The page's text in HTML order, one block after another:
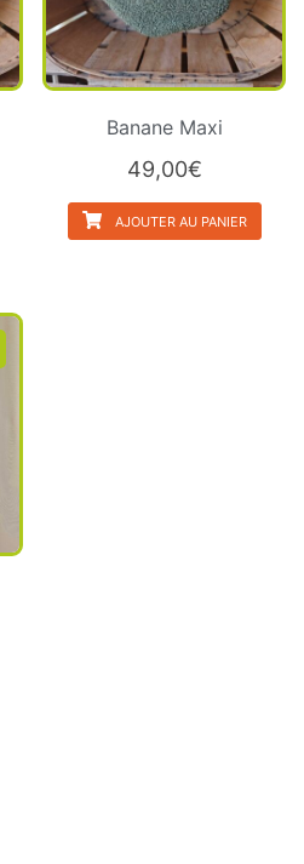
Banane Maxi
49,00€
AJOUTER AU PANIER